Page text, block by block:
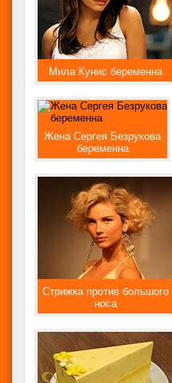
Мила Кунис беременна
Жена Сергея Безрукова
беременна
Стрижка против большого
носа